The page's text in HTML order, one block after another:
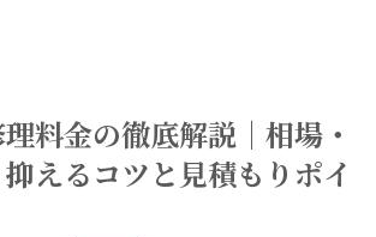
料金の徹底解説｜相場・
えるコツと見積もりポイ